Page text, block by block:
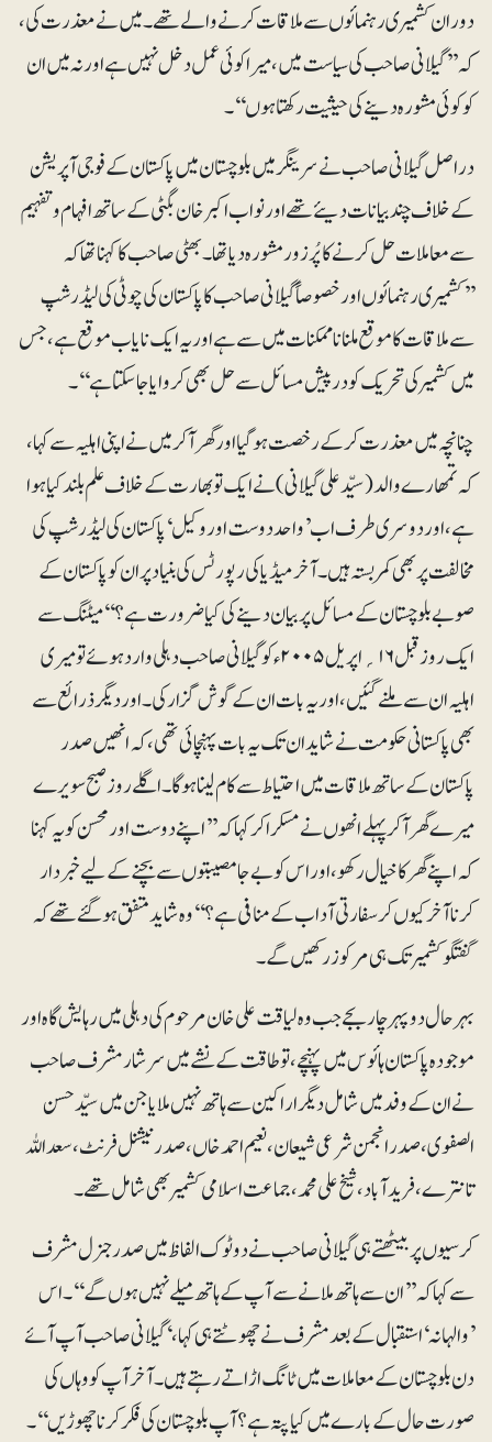
دوران کشمیری رہنمائوں سے ملاقات کرنے والے تھے۔میں نے معذرت کی،
کہ ’’گیلانی صاحب کی سیاست میں،میرا کوئی عمل دخل نہیں ہے اور نہ میں ان
کو کوئی مشورہ دینے کی حیثیت رکھتا ہوں‘‘۔
دراصل گیلانی صاحب نے سرینگر میں بلوچستان میں پاکستان کے فوجی آپریشن
کے خلاف چند بیانات دیئے تھے اور نواب اکبر خان بگٹی کے ساتھ افہام و تفہیم
سے معاملات حل کرنے کا پُرزور مشورہ دیا تھا۔بھٹی صاحب کا کہنا تھا کہ
’’کشمیری رہنمائوں اور خصوصاً گیلانی صاحب کا پاکستان کی چوٹی کی لیڈرشپ
سے ملاقات کا موقع ملنا نا ممکنات میں سے ہے اور یہ ایک نایاب موقع ہے، جس
میں کشمیر کی تحریک کو درپیش مسائل سے حل بھی کروایا جاسکتا ہے‘‘۔
چنانچہ میں معذرت کرکے رخصت ہوگیا اور گھر آکر میں نے اپنی اہلیہ سے کہا،
کہ تمھارے والد (سیّد علی گیلانی) نے ایک تو بھارت کے خلاف علم بلند کیا ہوا
ہے ، اور دوسر ی طرف ا ب’واحد دوست اور وکیل‘ پاکستان کی لیڈرشپ کی
مخالفت پر بھی کمر بستہ ہیں۔آخر میڈیا کی رپورٹس کی بنیاد پر ان کو پاکستان کے
صوبے بلوچستان کے مسائل پر بیان دینے کی کیا ضرورت ہے؟‘‘ میٹنگ سے
ایک روز قبل ۱۶؍اپریل ۲۰۰۵ء کو گیلانی صاحب دہلی وارد ہوئے تو میری
اہلیہ ان سے ملنے گئیں، اور یہ بات ان کے گوش گزار کی۔ اور دیگر ذرائع سے
بھی پاکستانی حکومت نے شاید ان تک یہ بات پہنچائی تھی، کہ انھیں صدر
پاکستان کے ساتھ ملاقات میں احتیاط سے کام لینا ہوگا۔اگلے روز صبح سویرے
میرے گھر آکر پہلے انھوں نے مسکرا کر کہا کہ ’’اپنے دوست اور محسن کو یہ کہنا
کہ اپنے گھر کاخیال رکھو، اور اس کو بے جا مصیبتوں سے بچنے کے لیے خبردار
کرنا آخرکیوں کر سفارتی آداب کے منافی ہے ؟‘‘ و ہ شاید متفق ہو گئے تھے کہ
گفتگو کشمیر تک ہی مرکوز رکھیں گے۔
بہر حال دوپہرچار بجے جب وہ لیاقت علی خان مرحوم کی دہلی میں رہایش گاہ اور
موجودہ پاکستان ہائوس میں پہنچے، تو طاقت کے نشے میں سرشار مشرف صاحب
نے ان کے وفد میں شامل دیگر اراکین سے ہاتھ نہیں ملایا جن میں سیّد حسن
الصفوی، صدر انجمن شرعی شیعان، نعیم احمد خاں، صدر نیشنل فرنٹ، سعداللہ
تانترے، فریدآباد، شیخ علی محمد، جماعت اسلامی کشمیر بھی شامل تھے۔
کرسیوں پر بیٹھتے ہی گیلانی صاحب نے دوٹوک الفاظ میں صدرجنرل مشرف
سے کہا کہ ’’ان سے ہاتھ ملانے سے آپ کے ہاتھ میلے نہیں ہوں گے‘‘۔ اس
’والہانہ‘ استقبال کے بعد مشرف نے چھوٹتے ہی کہا،‘گیلانی صاحب آپ آئے
دن بلوچستان کے معاملات میں ٹانگ اڑاتے رہتے ہیں۔آخر آپ کو وہاں کی
صورت حال کے بارے میں کیا پتہ ہے؟ آپ بلوچستان کی فکر کرنا چھوڑیں‘‘۔